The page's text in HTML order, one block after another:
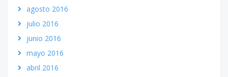
agosto 2016
julio 2016
junio 2016
mayo 2016
abril 2016